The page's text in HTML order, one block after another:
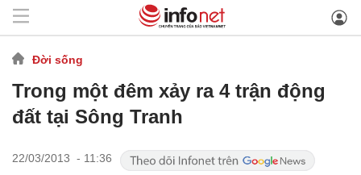
Đời sống
Trong một đêm xảy ra 4 trận động
đất tại Sông Tranh
22/03/2013 - 11:36